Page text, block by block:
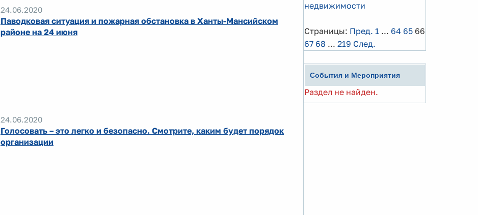
24.06.2020
Паводковая ситуация и пожарная обстановка в Ханты-Мансийском
районе на 24 июня
24.06.2020
Голосовать – это легко и безопасно. Смотрите, каким будет порядок
организации
недвижимости
Страницы: Пред. 1 ... 64 65 66
67 68 ... 219 След.
События и Мероприятия
Раздел не найден.